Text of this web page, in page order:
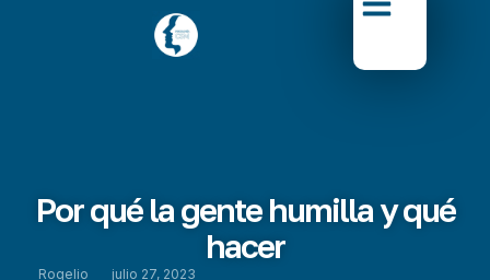
Por qué la gente humilla y qué
hacer
Rogelio julio 27, 2023